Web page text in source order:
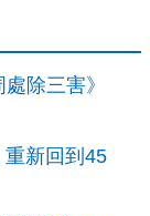
除三害》
新回到45